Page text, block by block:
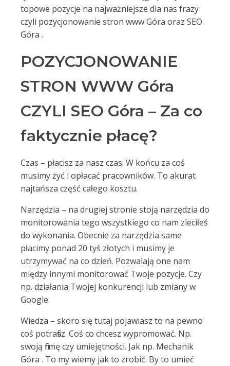
topowe pozycje na najważniejsze dla nas frazy
czyli pozycjonowanie stron www Góra oraz SEO
Góra .
POZYCJONOWANIE
STRON WWW Góra
CZYLI SEO Góra – Za co
faktycznie płacę?
Czas – płacisz za nasz czas. W końcu za coś
musimy żyć i opłacać pracowników. To akurat
najtańsza część całego kosztu.
Narzędzia – na drugiej stronie stoją narzędzia do
monitorowania tego wszystkiego co nam zleciłeś
do wykonania. Obecnie za narzędzia same
płacimy ponad 20 tyś złotych i musimy je
utrzymywać na co dzień. Pozwalają one nam
między innymi monitorować Twoje pozycje. Czy
np. działania Twojej konkurencji lub zmiany w
Google.
Wiedza – skoro się tutaj pojawiasz to na pewno
coś potrafisz. Coś co chcesz wypromować. Np.
swoją firmę czy umiejętności. Jak np. Mechanik
Góra . To my wiemy jak to zrobić. By to umieć